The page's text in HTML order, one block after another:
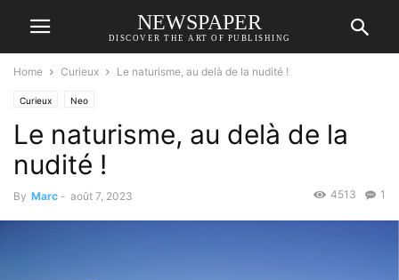
NEWSPAPER
DISCOVER THE ART OF PUBLISHING
Home Curieux Le naturisme, au delà de la nudité !
Curieux Neo
Le naturisme, au delà de la
nudité !
By Marc - août 7, 2023 1
4513